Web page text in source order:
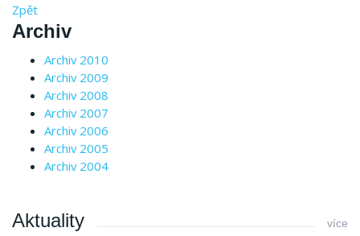
Zpět
Archiv
Archiv 2010
Archiv 2009
Archiv 2008
Archiv 2007
Archiv 2006
Archiv 2005
Archiv 2004
Aktuality více